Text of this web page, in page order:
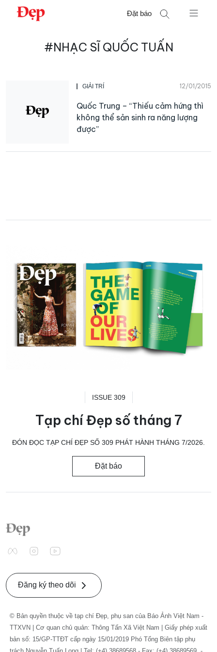
Chuyển
Đặt báo
#NHẠC SĨ QUỐC TUẤN
GIẢI TRÍ 12/01/2015
Quốc Trung – “Thiếu cảm hứng thì
không thể sản sinh ra năng lượng
được”
ISSUE 309
Tạp chí Đẹp số tháng 7
ĐÓN ĐỌC TẠP CHÍ ĐẸP SỐ 309 PHÁT HÀNH THÁNG 7/2026.
Đặt báo
Đăng ký theo dõi
© Bản quyền thuộc về tạp chí Đẹp, phụ san của Báo Ảnh Việt Nam -
TTXVN | Cơ quan chủ quản: Thông Tấn Xã Việt Nam | Giấy phép xuất
bản số: 15/GP-TTĐT cấp ngày 15/01/2019 Phó Tổng Biên tập phụ